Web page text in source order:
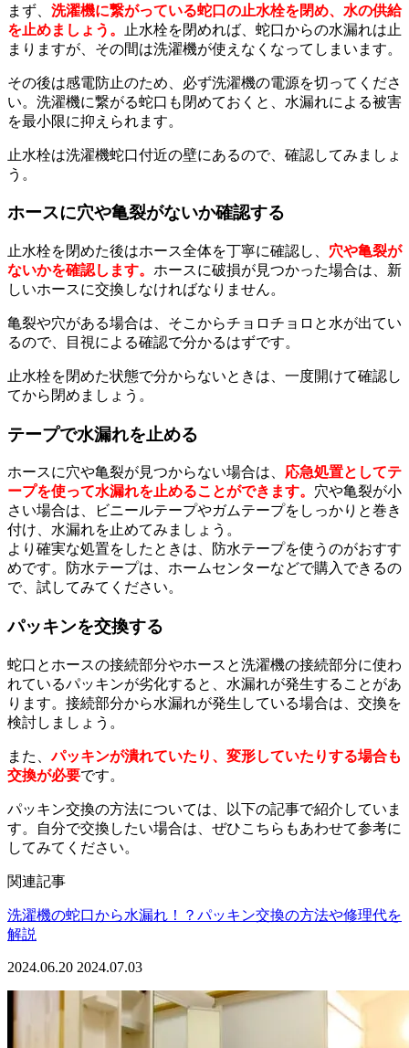
まず、 洗濯機に繋がっている蛇口の止水栓を閉め、水の供給
を止めましょう。
止水栓を閉めれば、蛇口からの水漏れは止
まりますが、その間は洗濯機が使えなくなってしまいます。
その後は感電防止のため、必ず洗濯機の電源を切ってくださ
い。洗濯機に繋がる蛇口も閉めておくと、水漏れによる被害
を最小限に抑えられます。
止水栓は洗濯機蛇口付近の壁にあるので、確認してみましょ
う。
ホースに穴や亀裂がないか確認する
止水栓を閉めた後はホース全体を丁寧に確認し、 穴や亀裂が
ないかを確認します。 ホースに破損が見つかった場合は、新
しいホースに交換しなければなりません。
亀裂や穴がある場合は、そこからチョロチョロと水が出てい
るので、目視による確認で分かるはずです。
止水栓を閉めた状態で分からないときは、一度開けて確認し
てから閉めましょう。
テープで水漏れを止める
ホースに穴や亀裂が見つからない場合は、 応急処置としてテ
ープを使って水漏れを止めることができます。 穴や亀裂が小
さい場合は、ビニールテープやガムテープをしっかりと巻き
付け、水漏れを止めてみましょう。
より確実な処置をしたときは、防水テープを使うのがおすす
めです。防水テープは、ホームセンターなどで購入できるの
で、試してみてください。
パッキンを交換する
蛇口とホースの接続部分やホースと洗濯機の接続部分に使わ
れているパッキンが劣化すると、水漏れが発生することがあ
ります。接続部分から水漏れが発生している場合は、交換を
検討しましょう。
また、パッキンが潰れていたり、変形していたりする場合も
交換が必要です。
パッキン交換の方法については、以下の記事で紹介していま
す。自分で交換したい場合は、ぜひこちらもあわせて参考に
してみてください。
関連記事
洗濯機の蛇口から水漏れ！？パッキン交換の方法や修理代を
解説
2024.06.20 2024.07.03